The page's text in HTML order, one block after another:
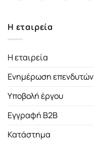
Η εταιρεία
Η εταιρεία
Ενημέρωση επενδυτών
Υποβολή έργου
Εγγραφή B2B
Κατάστημα